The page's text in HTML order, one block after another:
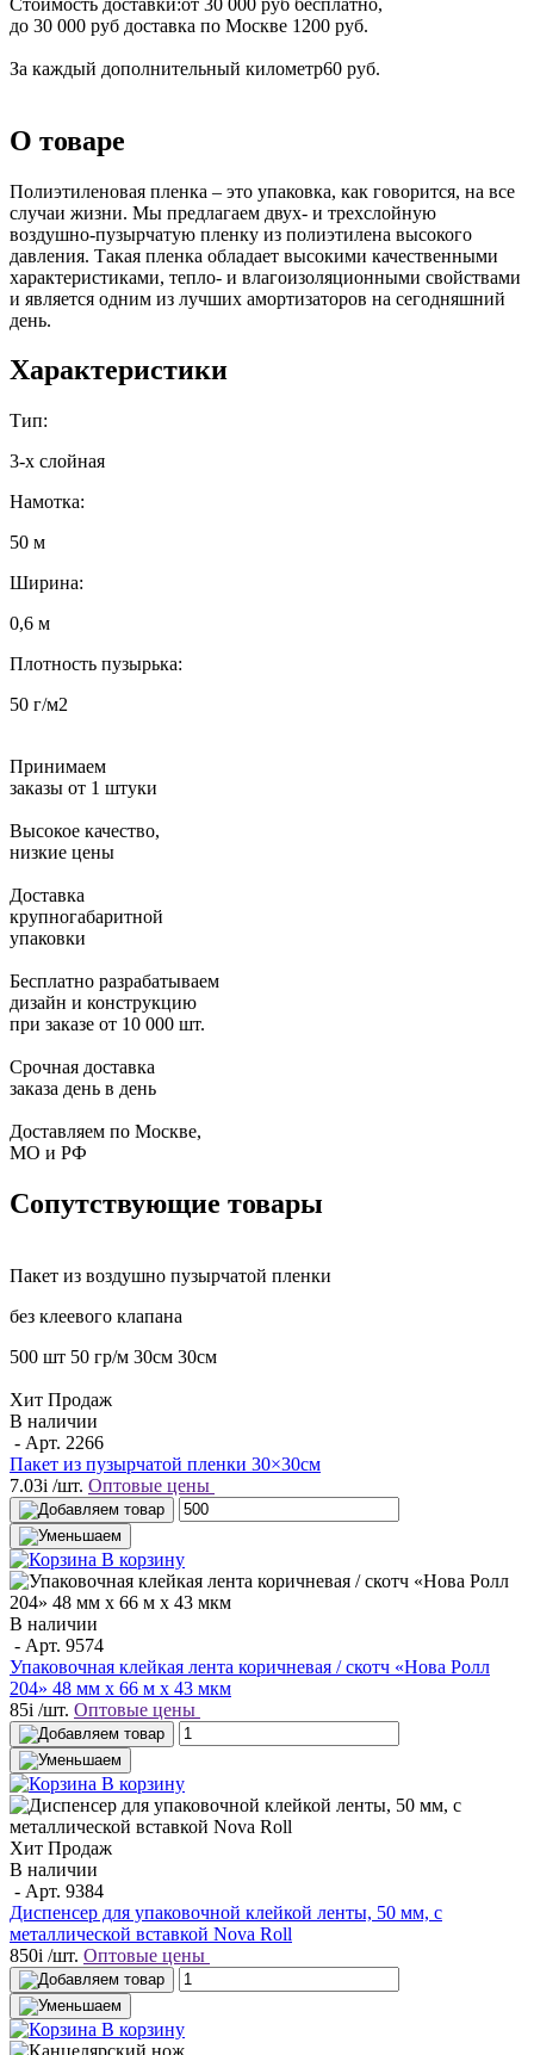
до 30 000 руб доставка по Москве 1200 руб.
За каждый дополнительный километр60 руб.
О товаре
Полиэтиленовая пленка – это упаковка, как говорится, на все
случаи жизни. Мы предлагаем двух- и трехслойную
воздушно-пузырчатую пленку из полиэтилена высокого
давления. Такая пленка обладает высокими качественными
характеристиками, тепло- и влагоизоляционными свойствами
и является одним из лучших амортизаторов на сегодняшний
день.
Характеристики
Тип:
3-х слойная
Намотка:
50 м
Ширина:
0,6 м
Плотность пузырька:
50 г/м2
Принимаем
заказы от 1 штуки
Высокое качество,
низкие цены
Доставка
крупногабаритной
упаковки
Бесплатно разрабатываем
дизайн и конструкцию
при заказе от 10 000 шт.
Срочная доставка
заказа день в день
Доставляем по Москве,
МО и РФ
Сопутствующие товары
Пакет из воздушно пузырчатой пленки
без клеевого клапана
500 шт 50 гр/м 30см 30см
Хит Продаж
В наличии
- Арт. 2266
Пакет из пузырчатой пленки 30×30см
7.03i /шт. Оптовые цены
В корзину
В наличии
- Арт. 9574
Упаковочная клейкая лента коричневая / скотч «Нова Ролл
204» 48 мм x 66 м х 43 мкм
85i /шт. Оптовые цены
В корзину
Хит Продаж
В наличии
- Арт. 9384
Диспенсер для упаковочной клейкой ленты, 50 мм, с
металлической вставкой Nova Roll
850i /шт. Оптовые цены
В корзину